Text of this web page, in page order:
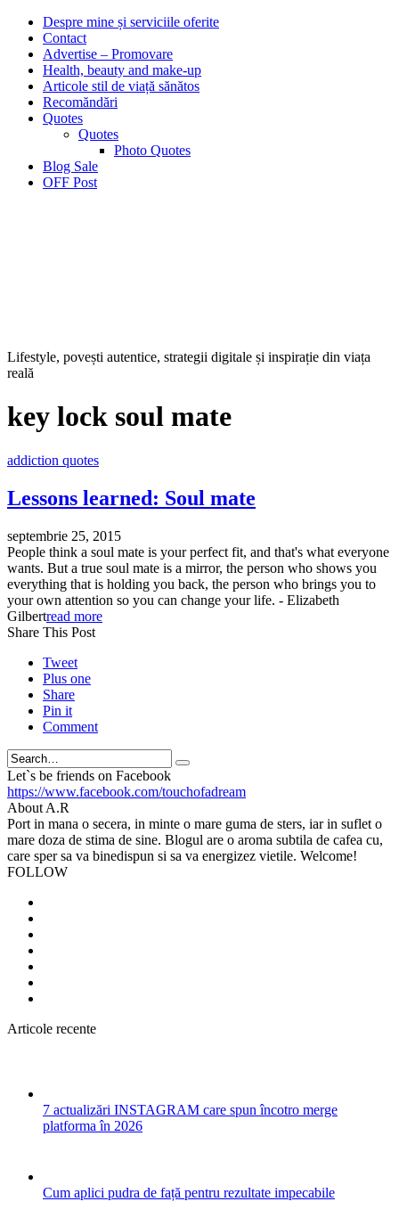
Despre mine și serviciile oferite
Contact
Advertise – Promovare
Health, beauty and make-up
Articole stil de viață sănătos
Recomăndări
Quotes
Quotes
Photo Quotes
Blog Sale
OFF Post
Lifestyle, povești autentice, strategii digitale și inspirație din viața
reală
key lock soul mate
addiction quotes
Lessons learned: Soul mate
septembrie 25, 2015
People think a soul mate is your perfect fit, and that's what everyone
wants. But a true soul mate is a mirror, the person who shows you
everything that is holding you back, the person who brings you to
your own attention so you can change your life. - Elizabeth
Gilbertread more
Share This Post
Tweet
Plus one
Share
Pin it
Comment
Search
Let`s be friends on Facebook
https://www.facebook.com/touchofadream
About A.R
Port in mana o secera, in minte o mare guma de sters, iar in suflet o
mare doza de stima de sine. Blogul are o aroma subtila de cafea cu,
care sper sa va binedispun si sa va energizez vietile. Welcome!
FOLLOW
Articole recente
7 actualizări INSTAGRAM care spun încotro merge
platforma în 2026
Cum aplici pudra de față pentru rezultate impecabile